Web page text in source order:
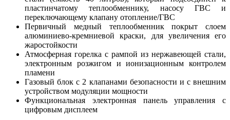
пластинчатому теплообмен­нику, насосу ГВС и
переключающему клапану отопление/ГВС
Первичный медный теплообменник покрыт слоем
алюминиево-кремниевой краски, для увеличения его
жаростойкости
Атмосферная горелка с рампой из нержавею­щей стали,
электронным розжигом и ионизаци­онным контролем
пламени
Газовый блок с 2 клапанами безопасности и с внешним
устройством модуляции мощности
Функциональная электронная панель управле­ния с
цифровым дисплеем